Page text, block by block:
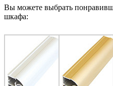
Вы можете выбрать
шкафа: